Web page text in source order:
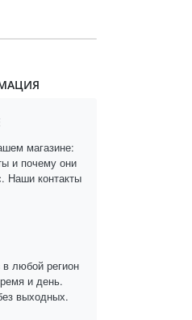
магазине:
и почему они
Наши контакты
любой регион
и день.
выходных.